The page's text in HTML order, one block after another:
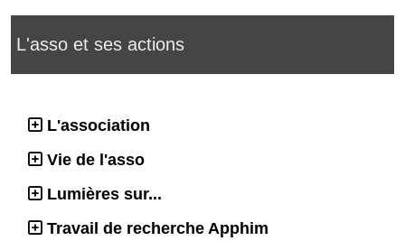
L'asso et ses actions
L'association
Vie de l'asso
Lumières sur...
Travail de recherche Apphim